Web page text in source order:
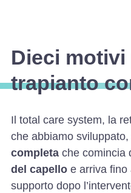
Dieci motivi
trapianto
Il total care system, la
che abbiamo
completa che comincia
del capello e arriva fino
supporto dopo